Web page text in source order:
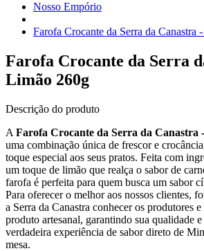
Nosso Empório
Farofa Crocante da Serra da Canastra
Farofa Crocante da Serra
Limão 260g
Descrição do produto
A Farofa Crocante da Serra da Canastra
uma combinação única de frescor e
toque especial aos seus pratos. Feita com
um toque de limão que realça o sabor de
farofa é perfeita para quem busca um sabor
Para oferecer o melhor aos nossos clientes,
a Serra da Canastra conhecer os produtores e
produto artesanal, garantindo sua qualidade
verdadeira experiência de sabor direto de
mesa.